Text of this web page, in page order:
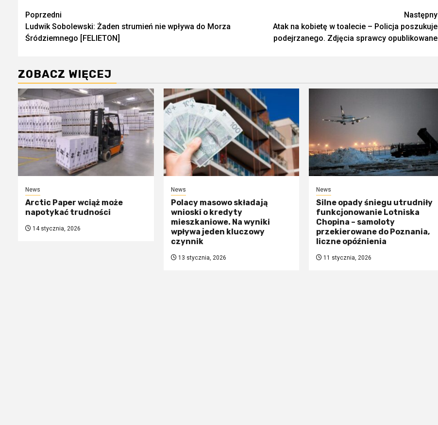
Zobacz
wpisy
Poprzedni
Ludwik Sobolewski: Żaden strumień nie wpływa do Morza
Śródziemnego [FELIETON]
Następny
Atak na kobietę w toalecie – Policja poszukuje
podejrzanego. Zdjęcia sprawcy opublikowane
ZOBACZ WIĘCEJ
News
Arctic Paper wciąż może
napotykać trudności
14 stycznia, 2026
News
Polacy masowo składają
wnioski o kredyty
mieszkaniowe. Na wyniki
wpływa jeden kluczowy
czynnik
13 stycznia, 2026
News
Silne opady śniegu utrudniły
funkcjonowanie Lotniska
Chopina – samoloty
przekierowane do Poznania,
liczne opóźnienia
11 stycznia, 2026